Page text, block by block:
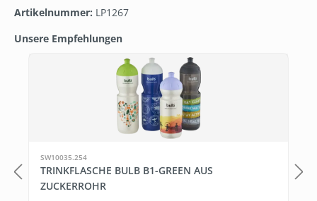
Artikelnummer: LP1267
Unsere Empfehlungen
Produktgalerie überspringen
SW10035.254
TRINKFLASCHE BULB B1-GREEN AUS
ZUCKERROHR